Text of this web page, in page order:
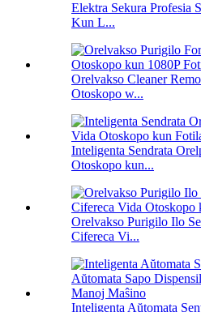
Elektra Sekura Profesia
Kun L...
Orelvakso Cleaner
Otoskopo w...
Inteligenta Sendrata
Otoskopo kun...
Orelvakso Purigilo Ilo
Cifereca Vi...
Inteligenta Aŭtomata